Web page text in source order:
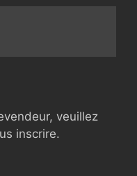
veuillez
inscrire.